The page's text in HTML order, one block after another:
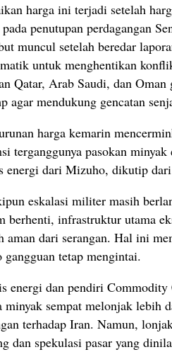
harga ini terjadi setelah
penutupan perdagangan
muncul setelah beredar
untuk menghentikan
Qatar, Arab Saudi, dan
agar mendukung gencatan
harga kemarin
terganggunya pasokan
energi dari Mizuho, dikutip
eskalasi militer masih
berhenti, infrastruktur utama
aman dari serangan. Hal ini
gangguan tetap mengintai.
energi dan pendiri Commodity
minyak sempat melonjak lebih
terhadap Iran. Namun,
dan spekulasi pasar yang